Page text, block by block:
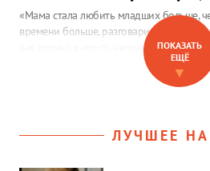
«Мама стала любить младших больше,
времени больше, разговаривать с ними,
как только я что-то неправильно делаю,
какая я плохая. Меня ранит то, что к
ПОКАЗАТЬ
ЕЩЁ
▼
ЛУЧШЕЕ НА